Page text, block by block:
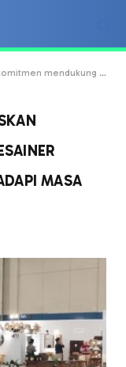
menghadapi masa depan industri furnitur"
MASA